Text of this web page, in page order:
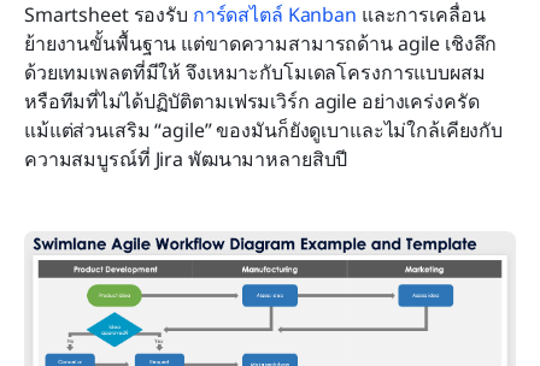
Smartsheet รองรับ การ์ดสไตล์ Kanban และการเคลื่อน
ย้ายงานขั้นพื้นฐาน แต่ขาดความสามารถด้าน agile เชิงลึก
ด้วยเทมเพลตที่มีให้ จึงเหมาะกับโมเดลโครงการแบบผสม
หรือทีมที่ไม่ได้ปฏิบัติตามเฟรมเวิร์ก agile อย่างเคร่งครัด
แม้แต่ส่วนเสริม “agile” ของมันก็ยังดูเบาและไม่ใกล้เคียงกับ
ความสมบูรณ์ที่ Jira พัฒนามาหลายสิบปี